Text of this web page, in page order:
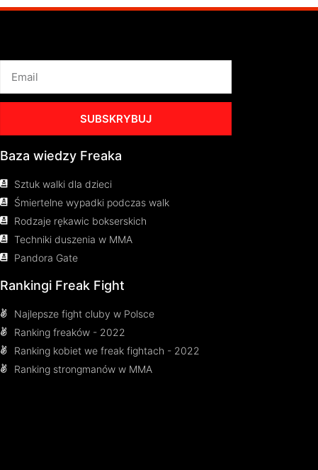
SUBSKRYBUJ
Baza wiedzy Freaka
Sztuk walki dla dzieci
Śmiertelne wypadki podczas walk
Rodzaje rękawic bokserskich
Techniki duszenia w MMA
Pandora Gate
Rankingi Freak Fight
Najlepsze fight cluby w Polsce
Ranking freaków - 2022
Ranking kobiet we freak fightach - 2022
Ranking strongmanów w MMA